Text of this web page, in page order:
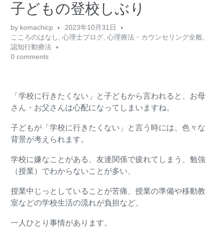
子どもの登校しぶり
by komachicp
2023年10月31日
こころのはなし
,心理士ブログ ,心理療法・カウンセリング全般
認知行動療法
0 comments
「学校に行きたくない」と子どもから言われると、お母
さん・お父さんは心配になってしまいますね。
子どもが「学校に行きたくない」と言う時には、色々な
背景が考えられます。
学校に嫌なことがある、友達関係で疲れてしまう、勉強
（授業）でわからないことが多い、
授業中じっとしていることが苦痛、授業の準備や移動教
室などの学校生活の流れが負担など、
一人ひとり事情があります。